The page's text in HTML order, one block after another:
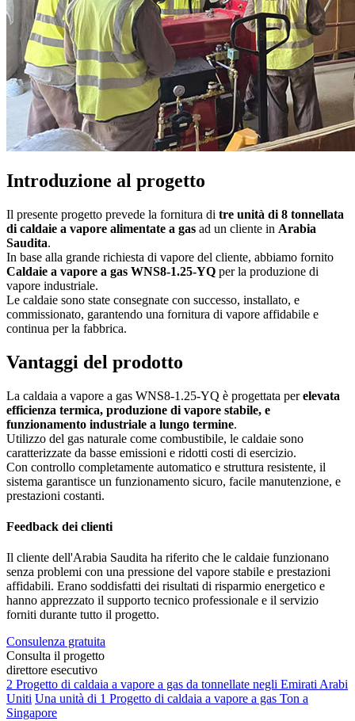
Introduzione al progetto
Il presente progetto prevede la fornitura di tre unità di 8 tonnellata
di caldaie a vapore alimentate a gas ad un cliente in Arabia
Saudita.
In base alla grande richiesta di vapore del cliente, abbiamo fornito
Caldaie a vapore a gas WNS8-1.25-YQ per la produzione di
vapore industriale.
Le caldaie sono state consegnate con successo, installato, e
commissionato, garantendo una fornitura di vapore affidabile e
continua per la fabbrica.
Vantaggi del prodotto
La caldaia a vapore a gas WNS8-1.25-YQ è progettata perelevata
efficienza termica, produzione di vapore stabile, e
funzionamento industriale a lungo termine.
Utilizzo del gas naturale come combustibile, le caldaie sono
caratterizzate da basse emissioni e ridotti costi di esercizio.
Con controllo completamente automatico e struttura resistente, il
sistema garantisce un funzionamento sicuro, facile manutenzione, e
prestazioni costanti.
Feedback dei clienti
Il cliente dell'Arabia Saudita ha riferito che le caldaie funzionano
senza problemi con una pressione del vapore stabile e prestazioni
affidabili. Erano soddisfatti dei risultati di risparmio energetico e
hanno apprezzato il supporto tecnico professionale e il servizio
forniti durante tutto il progetto.
Consulenza gratuita
Consulta il progetto
direttore esecutivo
2 Progetto di caldaia a vapore a gas da tonnellate negli Emirati Arabi
Uniti Una unità di 1 Progetto di caldaia a vapore a gas Ton a
Singapore